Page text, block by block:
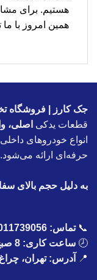
هستیم. برای
همین امروز با
جک کارز | فروشگاه
قطعات یدکی اصلی،
انواع خودروهای
حرفه‌ای ارائه می‌شود.
به دلیل حجم بالای
📞تماس:
🕗 ساعت کاری: 8 صبح تا 9 شب
📍
آدرس: تهران،